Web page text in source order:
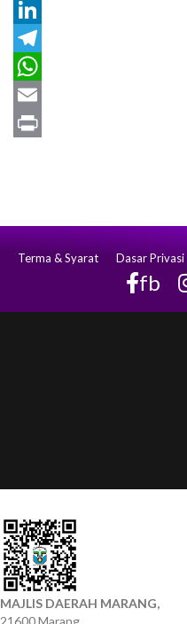
Pinterest
LinkedIn
Telegram
WhatsApp
Email
Terma & Syarat Dasar Privasi
fb
MAJLIS DAERAH MARANG,